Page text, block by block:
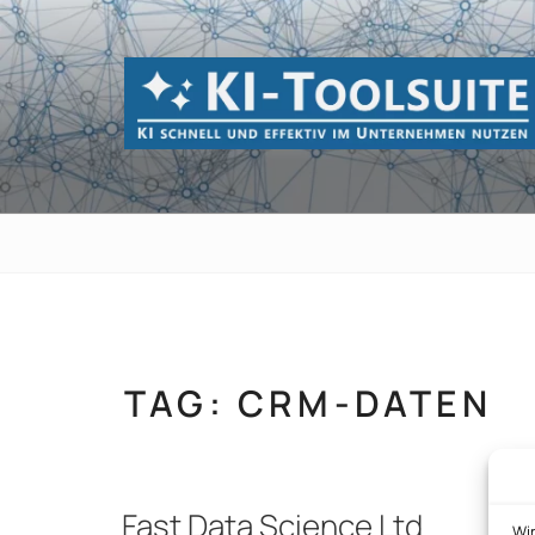
Zum
Inhalt
springen
KI-
KI schnell und effektiv im Unternehmen
TAG: CRM-DATEN
Fast Data Science Ltd